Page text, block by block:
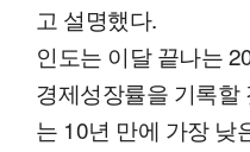
고 설명했다.
인도는 이달 끝나는
경제성장률을 기록할
는 10년 만에 가장 낮